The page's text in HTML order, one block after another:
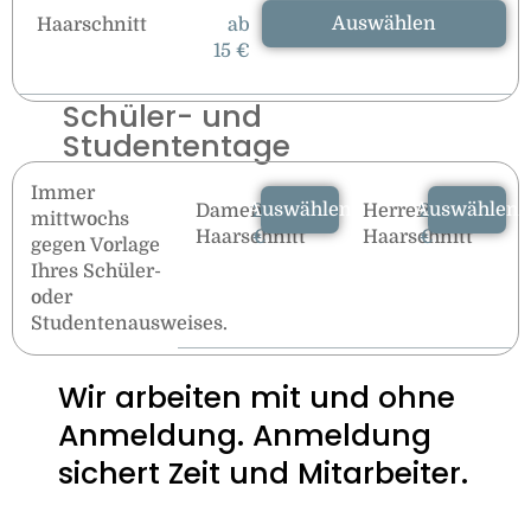
Haarschnitt
ab
15 €
Auswählen
Schüler- und
Studententage
Immer
mittwochs
gegen Vorlage
Ihres Schüler-
oder
Studentenausweises.
Damen
Haarschnitt
24
€
Auswählen
Herren
Haarschnitt
22
€
Auswählen
Wir arbeiten mit und ohne
Anmeldung. Anmeldung
sichert Zeit und Mitarbeiter.